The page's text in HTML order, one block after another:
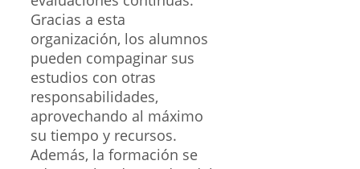
Gracias a esta
organización, los alumnos
pueden compaginar sus
estudios con otras
responsabilidades,
aprovechando al máximo
su tiempo y recursos.
Además, la formación se